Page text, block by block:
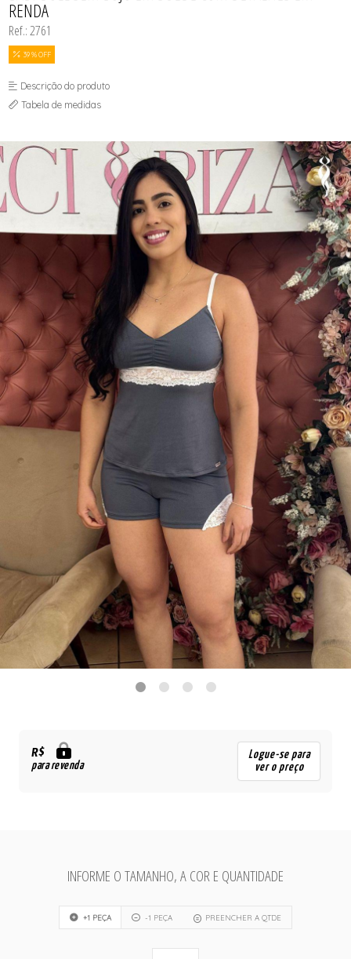
RENDA
Ref.: 2761
39 % OFF
Descrição do produto
Tabela de medidas
R$
para revenda
Logue-se para
ver o preço
INFORME O TAMANHO, A COR E QUANTIDADE
+1 PEÇA -1 PEÇA PREENCHER A QTDE